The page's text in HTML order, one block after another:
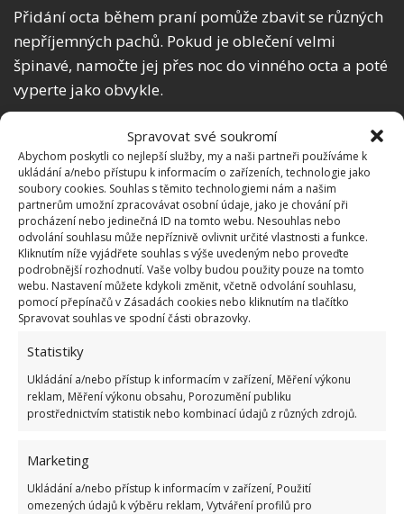
Spravovat své soukromí
Abychom poskytli co nejlepší služby, my a naši partneři používáme k
ukládání a/nebo přístupu k informacím o zařízeních, technologie jako
soubory cookies. Souhlas s těmito technologiemi nám a našim
partnerům umožní zpracovávat osobní údaje, jako je chování při
procházení nebo jedinečná ID na tomto webu. Nesouhlas nebo
odvolání souhlasu může nepříznivě ovlivnit určité vlastnosti a funkce.
Kliknutím níže vyjádřete souhlas s výše uvedeným nebo proveďte
podrobnější rozhodnutí. Vaše volby budou použity pouze na tomto
webu. Nastavení můžete kdykoli změnit, včetně odvolání souhlasu,
pomocí přepínačů v Zásadách cookies nebo kliknutím na tlačítko
Spravovat souhlas ve spodní části obrazovky.
Statistiky
Ukládání a/nebo přístup k informacím v zařízení, Měření výkonu
reklam, Měření výkonu obsahu, Porozumění publiku
prostřednictvím statistik nebo kombinací údajů z různých zdrojů.
Marketing
Ukládání a/nebo přístup k informacím v zařízení, Použití
omezených údajů k výběru reklam, Vytváření profilů pro
Přidání octa během praní pomůže zbavit se různých
nepříjemných pachů. Pokud je oblečení velmi
špinavé, namočte jej přes noc do vinného octa a poté
vyperte jako obvykle.
Zbavte se kočičích chlupů
z oblečení
Milovníci koček a jiných mazlíčků mohou mít
problém se zvířecími chlupy na oblečení. Ty totiž
mnohdy zůstávají i po vyprání. I v tomto případě
můžete použít vinný ocet. Všechny vlasy a chlupy
zmizí úplně sami – nebudete muset vynaložit žádné
úsilí.
Prádlo se nepříjemně lepí na tělo
Některé oblečení se z důvodu statistické elektřiny
dobře. Po namočení oblečení do vody s přidáním
malého množství octa tento problém zmizí. To je jen